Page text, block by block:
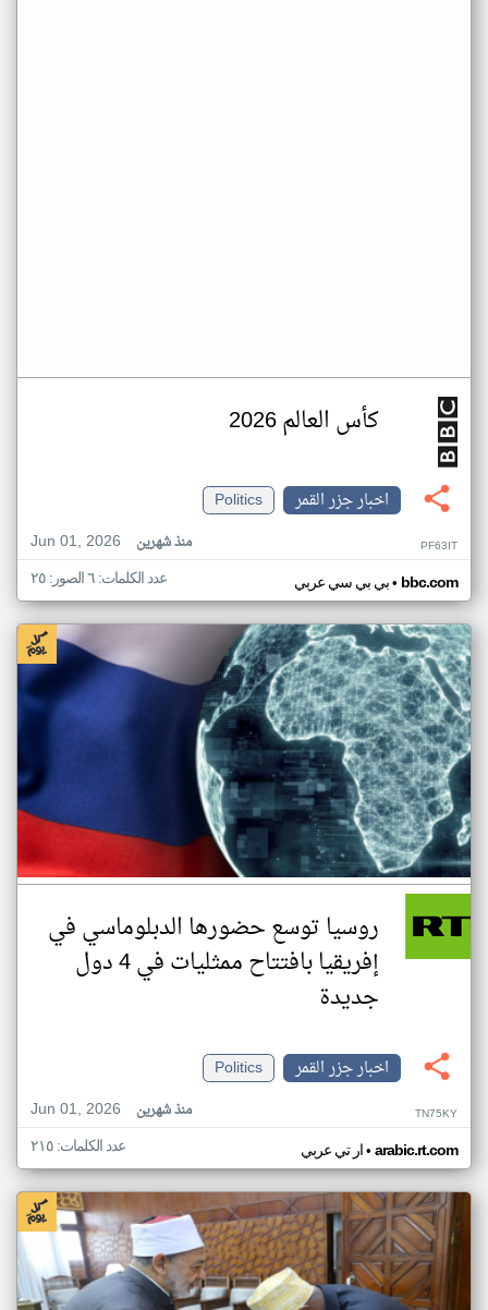
كأس العالم 2026
اخبار جزر القمر
Politics
Jun 01, 2026
منذ شهرين PF63IT
بي بي سي عربي• bbc.com عدد الكلمات: ٦ الصور: ٢٥
روسيا توسع حضورها الدبلوماسي في
إفريقيا بافتتاح ممثليات في 4 دول
جديدة
اخبار جزر القمر
Politics
Jun 01, 2026
منذ شهرين TN75KY
ار تي عربي• arabic.rt.com عدد الكلمات: ٢١٥